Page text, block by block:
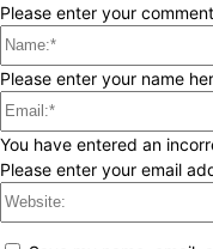
Please enter your
Please enter your name
You have entered an
Please enter your email